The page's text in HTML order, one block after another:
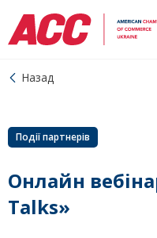
Назад
Події партнерів
Онлайн
Talks»